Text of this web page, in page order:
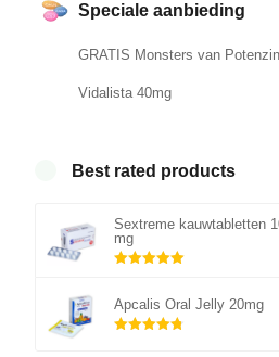
Speciale aanbieding
GRATIS Monsters van Potenzin
Vidalista 40mg
Best rated products
Sextreme kauwtabletten
mg
Apcalis Oral Jelly 20mg